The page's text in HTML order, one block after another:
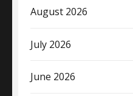
August 2026
July 2026
June 2026